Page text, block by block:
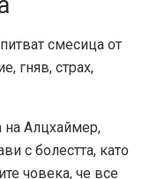
смесица от
гняв, страх,
на Алцхаймер,
с болестта, като
човека, че все